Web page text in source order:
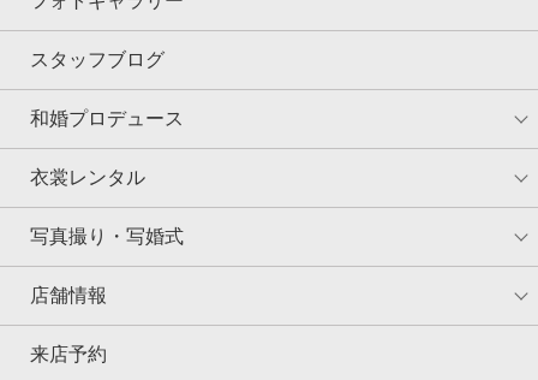
スタッフブログ
和婚プロデュース
衣裳レンタル
写真撮り・写婚式
店舗情報
来店予約